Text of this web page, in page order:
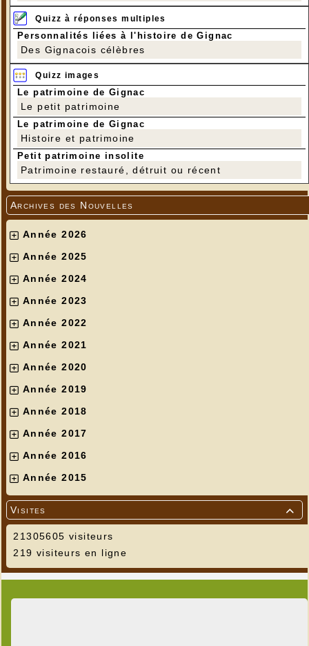
Quizz à réponses multiples
Personnalités liées à l'histoire de Gignac
Des Gignacois célèbres
Quizz images
Le patrimoine de Gignac
Le petit patrimoine
Le patrimoine de Gignac
Histoire et patrimoine
Petit patrimoine insolite
Patrimoine restauré, détruit ou récent
Archives des Nouvelles
Année 2026
Année 2025
Année 2024
Année 2023
Année 2022
Année 2021
Année 2020
Année 2019
Année 2018
Année 2017
Année 2016
Année 2015

Visites
21305605 visiteurs
219 visiteurs en ligne